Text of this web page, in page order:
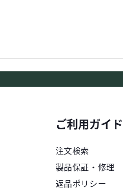
ご利用ガイド
注文検索
製品保証・修理
返品ポリシー